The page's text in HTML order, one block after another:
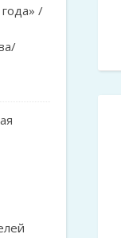
года» /